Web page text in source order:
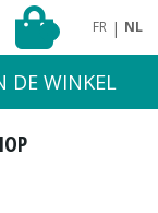
FR | NL
DE WINKEL